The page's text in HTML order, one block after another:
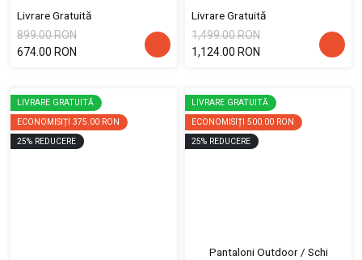
Livrare Gratuită
899.00 RON
674.00 RON
Livrare Gratuită
1,499.00 RON
1,124.00 RON
LIVRARE GRATUITĂ
ECONOMISIȚI 375.00 RON
25% REDUCERE
LIVRARE GRATUITĂ
ECONOMISIȚI 500.00 RON
25% REDUCERE
Pantaloni Outdoor / Schi